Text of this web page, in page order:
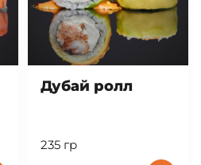
Дубай ролл
235 гр